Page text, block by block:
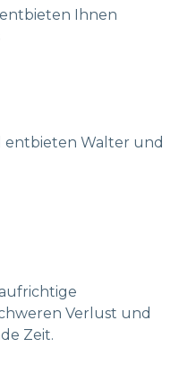
Ihnen
entbieten Walter und
Verlust und
Zeit.